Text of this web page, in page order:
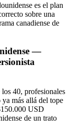
es el plan
sobre una
canadiense de
—
los 40, profesionales
más allá del tope
USD
de un trato